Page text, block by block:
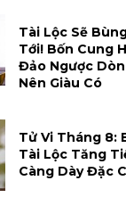
Tài Lộc Sẽ
Tới! Bốn Cung
Đảo Ngược
Nên Giàu Có
Tử Vi Tháng 8:
Tài Lộc Tăng
Càng Dày Đặc